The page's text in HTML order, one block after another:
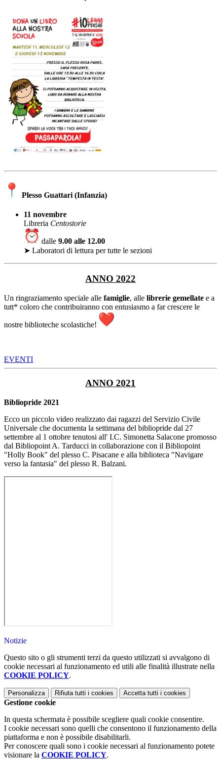
Plesso Guattari (Infanzia)
11 novembre
Libreria Centostorie
dalle 9.00 alle 12.00
➤ Laboratori di lettura per tutte le sezioni
ANNO 2022
Un ringraziamento speciale alle famiglie, alle librerie gemellate e a
tutt* coloro che contribuiranno con entusiasmo a far crescere le
nostre biblioteche scolastiche!
EVENTI
ANNO 2021
Bibliopride 2021
Ecco un piccolo video realizzato dai ragazzi del Servizio Civile
Universale che documenta la settimana del bibliopride dal 27
settembre al 1 ottobre tenutosi all' I.C. Simonetta Salacone promosso
dal Bibliopoint A. Tarducci in collaborazione con il Bibliopoint
"Holly Book" del plesso C. Pisacane e alla biblioteca "Navigare
verso la fantasia" del plesso R. Balzani.
Notizie
Questo sito o gli strumenti terzi da questo utilizzati si avvalgono di
cookie necessari al funzionamento ed utili alle finalità illustrate nella
COOKIE POLICY.
Personalizza Rifiuta tutti i cookies Accetta tutti i cookies
Gestione cookie
In questa schermata è possibile scegliere quali cookie consentire.
I cookie necessari sono quelli che consentono il funzionamento della
piattaforma e non è possibile disabilitarli.
Per conoscere quali sono i cookie necessari al funzionamento potete
visionare la COOKIE POLICY.